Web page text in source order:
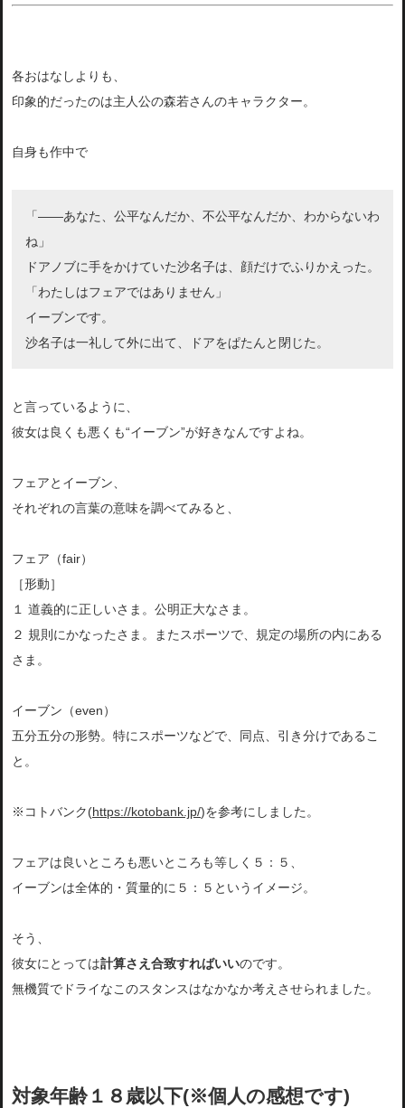
各おはなしよりも、
印象的だったのは主人公の森若さんのキャラクター。
自身も作中で
「――あなた、公平なんだか、不公平なんだか、わからないわ
ね」
ドアノブに手をかけていた沙名子は、顔だけでふりかえった。
「わたしはフェアではありません」
イーブンです。
沙名子は一礼して外に出て、ドアをぱたんと閉じた。
と言っているように、
彼女は良くも悪くも“イーブン”が好きなんですよね。
フェアとイーブン、
それぞれの言葉の意味を調べてみると、
フェア（fair）
［形動］
１ 道義的に正しいさま。公明正大なさま。
２ 規則にかなったさま。またスポーツで、規定の場所の内にある
さま。
イーブン（even）
五分五分の形勢。特にスポーツなどで、同点、引き分けであるこ
と。
※コトバンク(https://kotobank.jp/)を参考にしました。
フェアは良いところも悪いところも等しく５：５、
イーブンは全体的・質量的に５：５というイメージ。
そう、
彼女にとっては計算さえ合致すればいいのです。
無機質でドライなこのスタンスはなかなか考えさせられました。
対象年齢１８歳以下(※個人の感想です)